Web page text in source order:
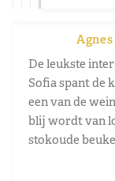
De leukste
Sofia spant de
een van de
blij wordt van
stokoude